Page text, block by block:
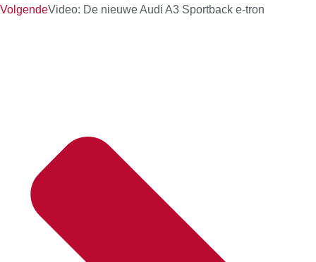
VolgendeVideo: De nieuwe Audi A3 Sportback e-tron